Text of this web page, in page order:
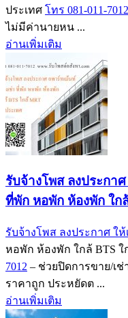
ประเทศ โทร 081-011-7012
ไม่มีค่านายหน ...
อ่านเพิ่มเติม
รับจ้างโพส ลงประกา
ที่พัก หอพัก ห้องพัก ใก
รับจ้างโพส ลงประกาศ ใ
หอพัก ห้องพัก ใกล้ BTS ใ
7012 – ช่วยปิดการขาย/เช่
ราคาถูก ประหยัดต ...
อ่านเพิ่มเติม